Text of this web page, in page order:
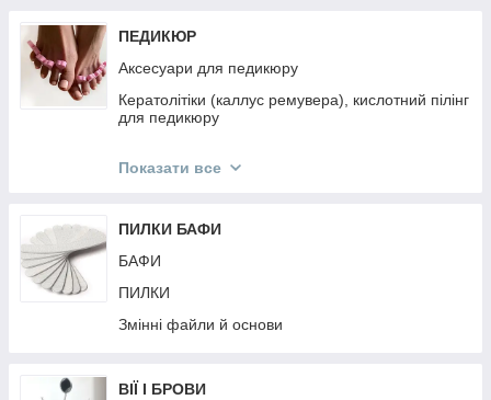
ПЕДИКЮР
Аксесуари для педикюру
Кератолітіки (каллус ремувера), кислотний пілінг
для педикюру
Показати все
ПИЛКИ БАФИ
БАФИ
ПИЛКИ
Змінні файли й основи
ВІЇ І БРОВИ